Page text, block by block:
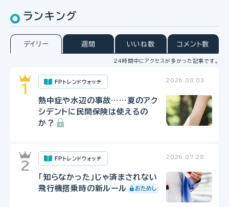
ランキング
デイリー 週間 いいね数 コメント数
24時間中にアクセスが多かった記事です。
FPトレンドウォッチ 2026.08.03
熱中症や水辺の事故……夏のアク
シデントに民間保険は使えるの
か？
FPトレンドウォッチ 2026.07.28
「知らなかった」じゃ済まされない
飛行機搭乗時の新ルール